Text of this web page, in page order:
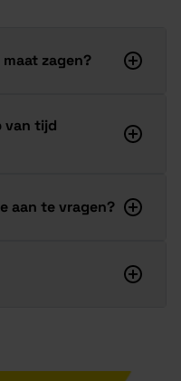
zagen?
van tijd
aan te vragen?